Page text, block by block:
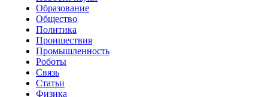
Образование
Общество
Политика
Проишествия
Промышленность
Роботы
Связь
Статьи
Физика